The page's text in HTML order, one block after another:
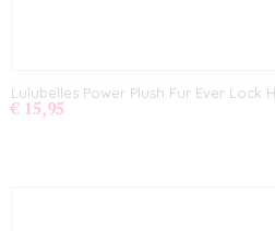
Lulubelles Power Plush Fur Ever Lock
€ 15,95